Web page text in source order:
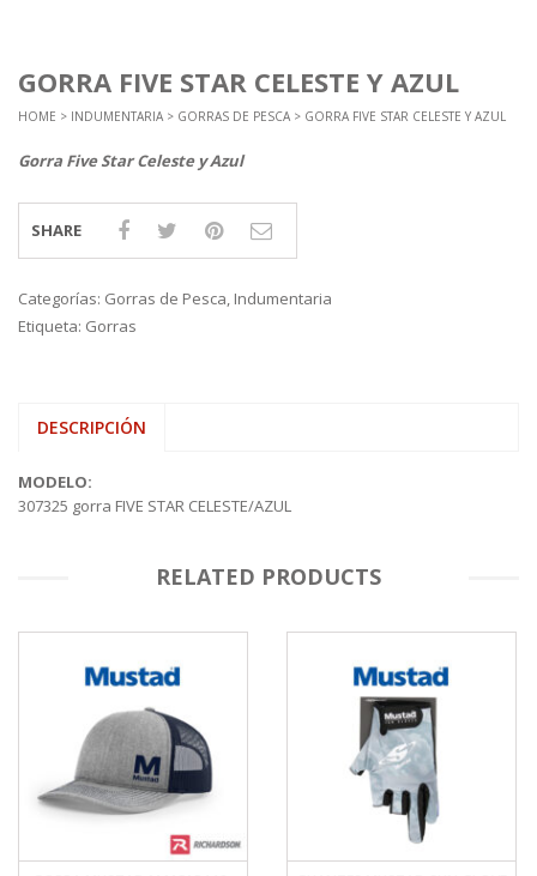
GORRA FIVE STAR CELESTE Y AZUL
HOME > INDUMENTARIA > GORRAS DE PESCA > GORRA FIVE STAR CELESTE Y AZUL
Gorra Five Star Celeste y Azul
SHARE
Categorías: Gorras de Pesca, Indumentaria
Etiqueta: Gorras
DESCRIPCIÓN
MODELO:
307325 gorra FIVE STAR CELESTE/AZUL
RELATED PRODUCTS